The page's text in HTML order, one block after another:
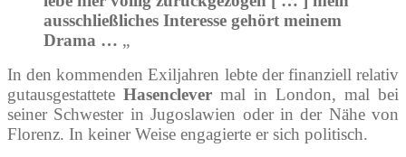
ausschließliches Interesse gehört meinem
Drama … „
In den kommenden Exiljahren lebte der finanziell relativ
gutausgestattete Hasenclever mal in London, mal bei
seiner Schwester in Jugoslawien oder in der Nähe von
Florenz. In keiner Weise engagierte er sich politisch.